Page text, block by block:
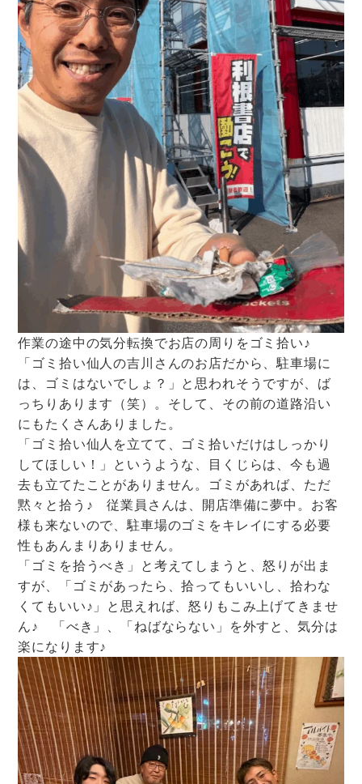
作業の途中の気分転換でお店の周りをゴミ拾い♪
「ゴミ拾い仙人の吉川さんのお店だから、駐車場に
は、ゴミはないでしょ？」と思われそうですが、ば
っちりあります（笑）。そして、その前の道路沿い
にもたくさんありました。
「ゴミ拾い仙人を立てて、ゴミ拾いだけはしっかり
してほしい！」というような、目くじらは、今も過
去も立てたことがありません。ゴミがあれば、ただ
黙々と拾う♪ 従業員さんは、開店準備に夢中。お客
様も来ないので、駐車場のゴミをキレイにする必要
性もあんまりありません。
「ゴミを拾うべき」と考えてしまうと、怒りが出ま
すが、「ゴミがあったら、拾ってもいいし、拾わな
くてもいい♪」と思えれば、怒りもこみ上げてきませ
ん♪ 「べき」、「ねばならない」を外すと、気分は
楽になります♪